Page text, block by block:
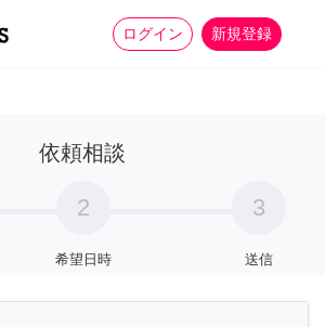
ログイン 新規登録
家事 more_horiz
依頼相談
2
希望日時
3
送信